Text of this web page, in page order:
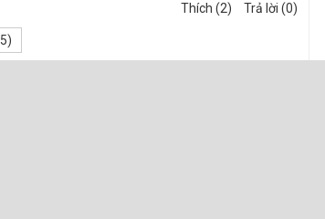
Thích (2)
Trả lời (0)
5)